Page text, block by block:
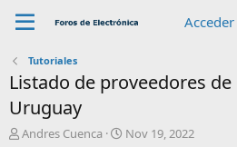
Acceder
Tutoriales
Listado de proveedores
Uruguay
A
Andres Cuenca
C
Nov 19, 2022